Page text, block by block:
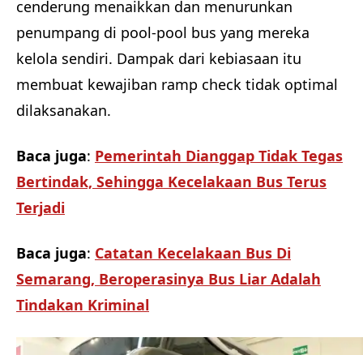
cenderung menaikkan dan menurunkan
penumpang di pool-pool bus yang mereka
kelola sendiri. Dampak dari kebiasaan itu
membuat kewajiban ramp check tidak optimal
dilaksanakan.
Baca juga: Pemerintah Dianggap Tidak Tegas
Bertindak, Sehingga Kecelakaan Bus Terus
Terjadi
Baca juga: Catatan Kecelakaan Bus Di
Semarang, Beroperasinya Bus Liar Adalah
Tindakan Kriminal